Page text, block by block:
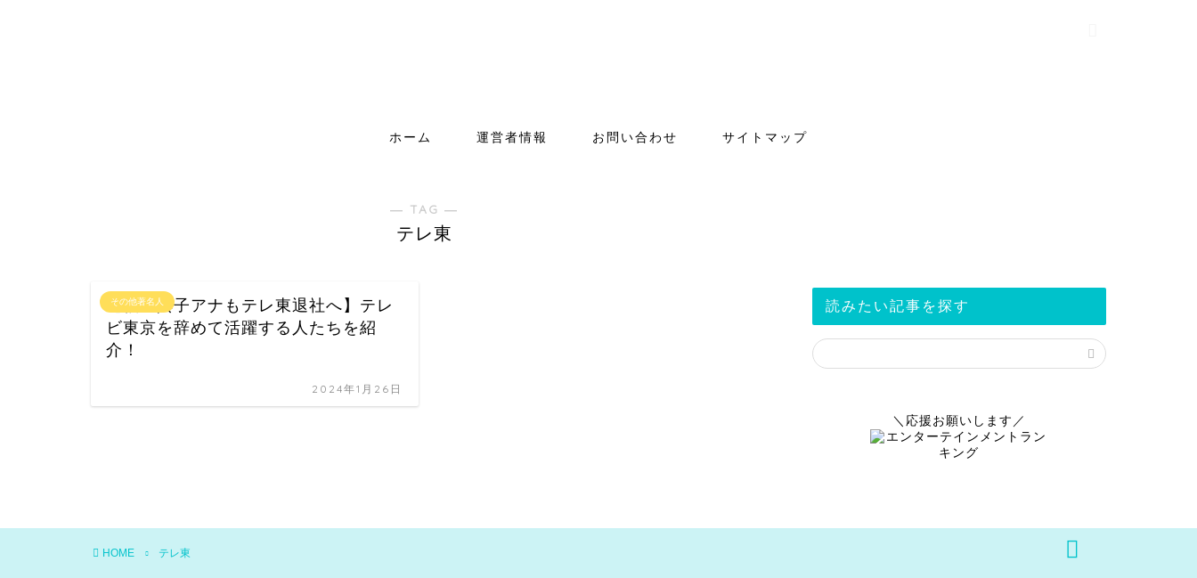
ホーム 運営者情報 お問い合わせ サイトマップ
― TAG ―
テレ東
その他著名人
【福田典子アナもテレ東退社へ】テレ
ビ東京を辞めて活躍する人たちを紹
介！
2024年1月26日
読みたい記事を探す
＼応援お願いします／
HOME テレ東